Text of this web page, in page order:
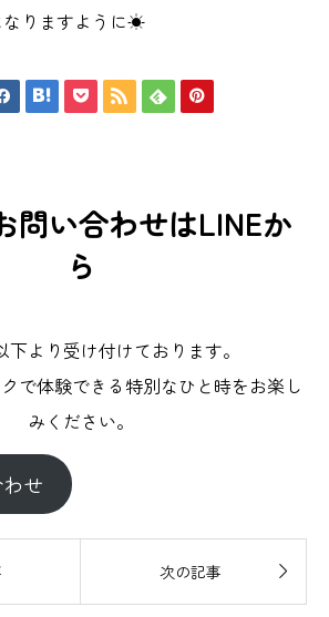
なりますように☀
    
問い合わせはLINEか
ら
下より受け付けております。
で体験できる特別なひと時をお楽し
みください。
せ
次の記事 